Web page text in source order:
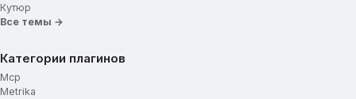
Кутюр
Все темы →
Категории плагинов
Mcp
Metrika